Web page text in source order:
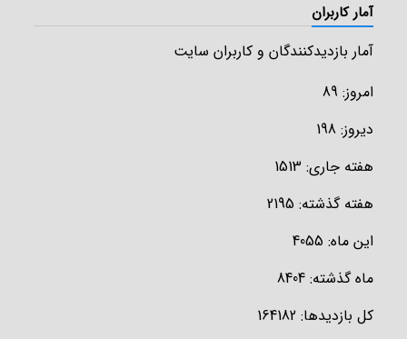
آمار کاربران
آمار بازدیدکنندگان و کاربران سایت
امروز: 89
دیروز: 198
هفته جاری: 1513
هفته گذشته: 2195
این ماه: 4055
ماه گذشته: 8404
کل بازدیدها: 164182